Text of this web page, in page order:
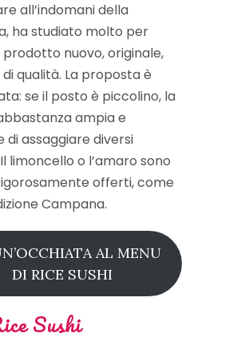
all’indomani della
ha studiato molto per
nuovo, originale,
qualità. La proposta è
se il posto è piccolino, la
ampia e
assaggiare diversi
limoncello o l’amaro sono
offerti, come
Campana.
AL MENU
DI RICE SUSHI
Sushi